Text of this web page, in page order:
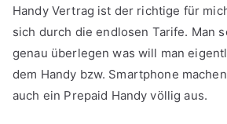
Handy Vertrag ist der richtige für
sich durch die endlosen Tarife. Man
genau überlegen was will man
dem Handy bzw. Smartphone
auch ein Prepaid Handy völlig aus.